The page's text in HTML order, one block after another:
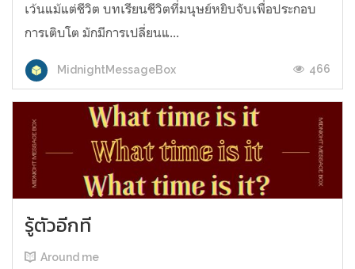
เว้นแม้แต่ชีวิต บทเรียนชีวิตที่มนุษย์หยิบจับเพื่อประกอบ
การเติบโต มักมีการเปลี่ยนแ...
MidnightMessageBox 466
รู้ตัวอีกที
Around me